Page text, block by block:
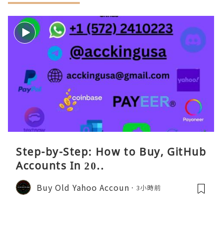
Step-by-Step: How to Buy, GitHub
Accounts In 20..
Buy Old Yahoo Accoun 3小時前